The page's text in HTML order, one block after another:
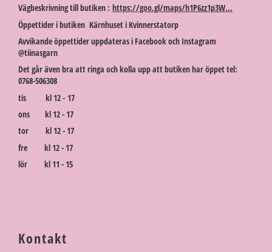
Vägbeskrivning till butiken : https://goo.gl/maps/h1P6zz1p3W...
Öppettider i butiken Kärnhuset i Kvinnerstatorp
Avvikande öppettider uppdateras i Facebook och Instagram
@tiinasgarn
Det går även bra att ringa och kolla upp att butiken har öppet tel:
0768-506308
tis kl 12 - 17
ons kl 12 - 17
tor kl 12 - 17
fre kl 12 - 17
lör kl 11 - 15
Kontakt